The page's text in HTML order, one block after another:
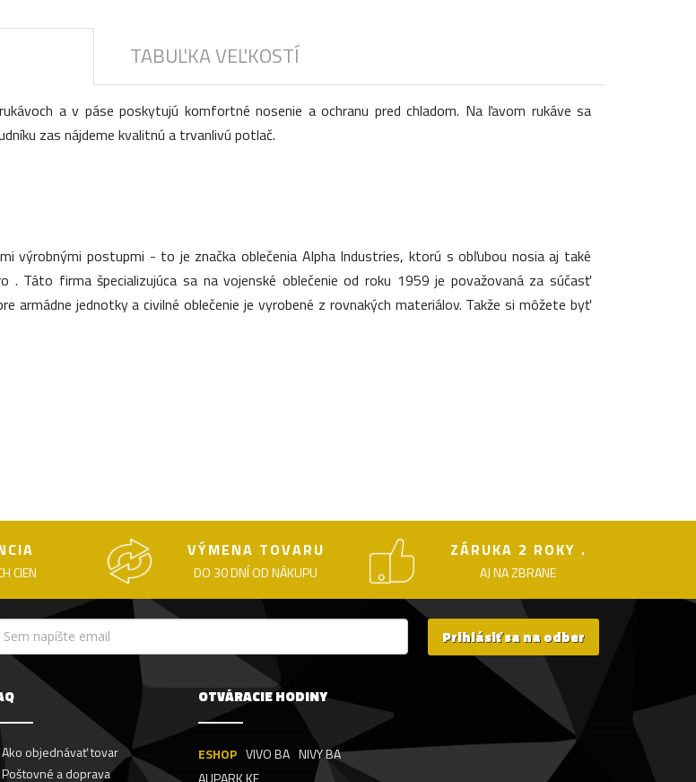
TABUĽKA VEĽKOSTÍ
a v páse poskytujú komfortné nosenie a ochranu pred chladom. Na ľavom rukáve sa
zas nájdeme kvalitnú a trvanlivú potlač.
výrobnými postupmi - to je značka oblečenia Alpha Industries, ktorú s obľubou nosia aj také
. Táto firma špecializujúca sa na vojenské oblečenie od roku 1959 je považovaná za súčasť
armádne jednotky a civilné oblečenie je vyrobené z rovnakých materiálov. Takže si môžete byť
CIEN
VÝMENA TOVARU
DO 30 DNÍ OD NÁKUPU
ZÁRUKA 2 ROKY .
AJ NA ZBRANE
Prihlásiť sa na odber
Ako objednávať tovar
Poštovné a doprava
OTVÁRACIE HODINY
ESHOP VIVO BA NIVY BA
AUPARK KE